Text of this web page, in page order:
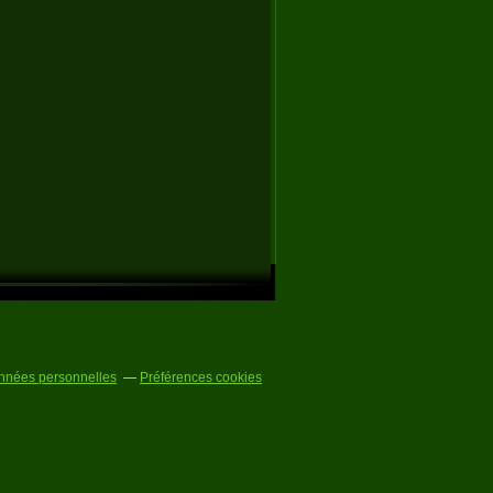
personnelles Préférences cookies